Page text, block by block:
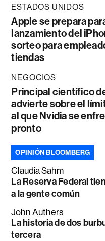
ESTADOS UNIDOS
Apple se prepara
lanzamiento del
sorteo para
tiendas
NEGOCIOS
Principal científico
advierte sobre el
al que Nvidia se
pronto
OPINIÓN BLOOMBERG
Claudia Sahm
La Reserva Federal
a la gente común
John Authers
La historia de dos
tercera